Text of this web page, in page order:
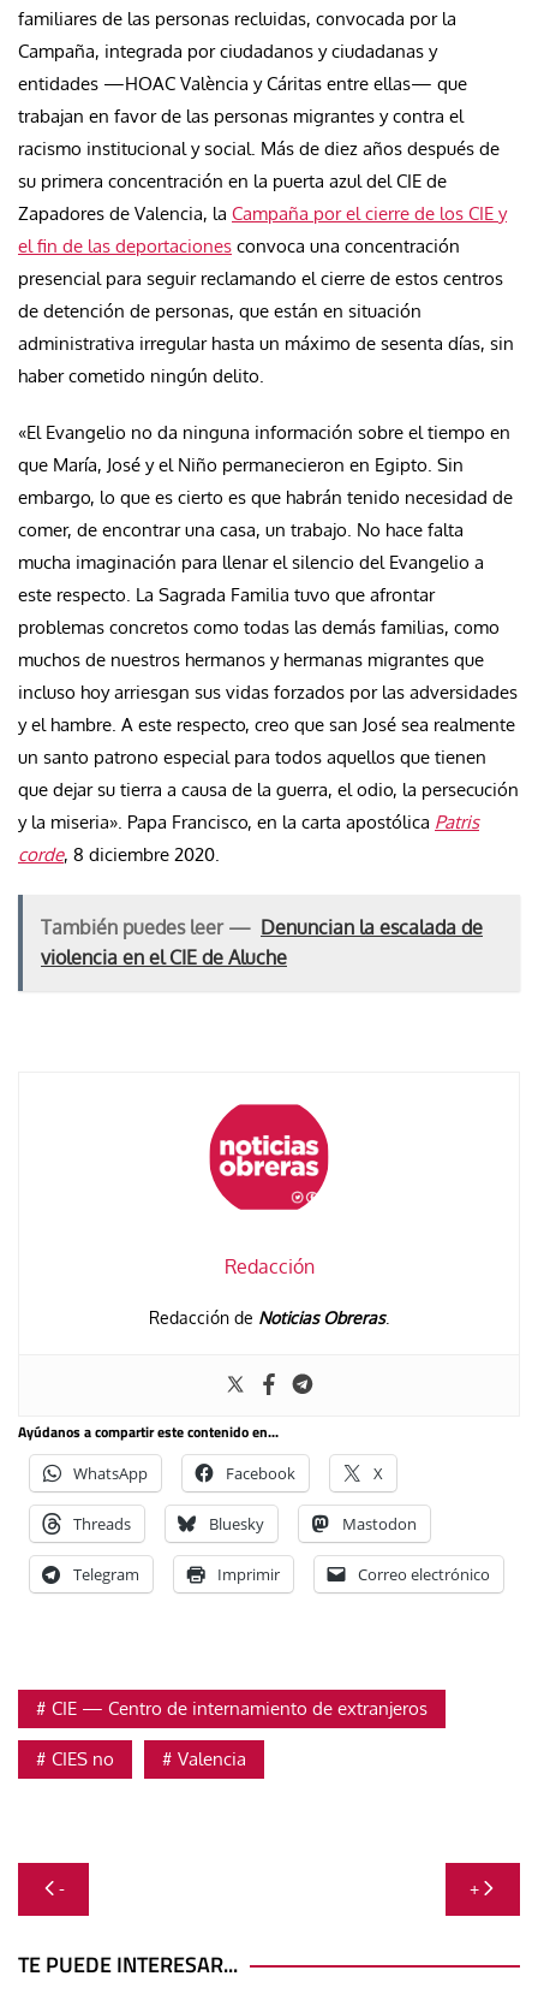
familiares de las personas recluidas, convocada por la
Campaña, integrada por ciudadanos y ciudadanas y
entidades —HOAC València y Cáritas entre ellas— que
trabajan en favor de las personas migrantes y contra el
racismo institucional y social. Más de diez años después de
su primera concentración en la puerta azul del CIE de
Zapadores de Valencia, la Campaña por el cierre de los CIE y
el fin de las deportaciones convoca una concentración
presencial para seguir reclamando el cierre de estos centros
de detención de personas, que están en situación
administrativa irregular hasta un máximo de sesenta días, sin
haber cometido ningún delito.
«El Evangelio no da ninguna información sobre el tiempo en
que María, José y el Niño permanecieron en Egipto. Sin
embargo, lo que es cierto es que habrán tenido necesidad de
comer, de encontrar una casa, un trabajo. No hace falta
mucha imaginación para llenar el silencio del Evangelio a
este respecto. La Sagrada Familia tuvo que afrontar
problemas concretos como todas las demás familias, como
muchos de nuestros hermanos y hermanas migrantes que
incluso hoy arriesgan sus vidas forzados por las adversidades
y el hambre. A este respecto, creo que san José sea realmente
un santo patrono especial para todos aquellos que tienen
que dejar su tierra a causa de la guerra, el odio, la persecución
y la miseria». Papa Francisco, en la carta apostólica Patris
corde, 8 diciembre 2020.
También puedes leer — Denuncian la escalada de
violencia en el CIE de Aluche
Redacción
Redacción de Noticias Obreras.
Ayúdanos a compartir este contenido en...
WhatsApp Facebook X
Threads Bluesky Mastodon
Telegram Imprimir Correo electrónico
CIE — Centro de internamiento de extranjeros
CIES no Valencia
Navegación
de
entradas
- +
TE PUEDE INTERESAR...